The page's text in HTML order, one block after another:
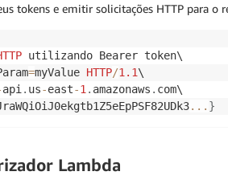
tokens e emitir solicitações HTTP para o
=myValue HTTP/1.1
api . us-east-1 . amazonaws .
... }
Lambda